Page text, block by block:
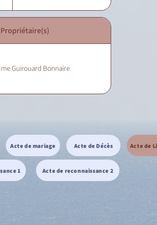
Propriétaire(s)
Guirouard Bonnaire
Acte de mariage Acte de Décès
1 Acte de reconnaissance 2
Acte de